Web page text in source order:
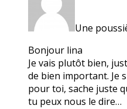
Une
Bonjour lina
Je vais plutôt bien,
de bien important. Je
pour toi, sache juste
tu peux nous le dire…